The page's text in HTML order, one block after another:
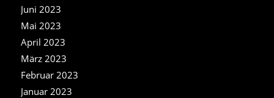
Juni 2023
Mai 2023
April 2023
März 2023
Februar 2023
Januar 2023